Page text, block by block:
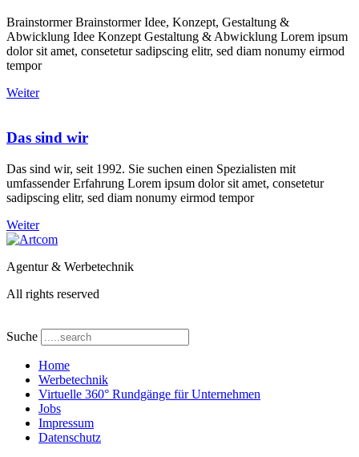
Brainstormer Brainstormer Idee, Konzept, Gestaltung &
Abwicklung Idee Konzept Gestaltung & Abwicklung Lorem ipsum
dolor sit amet, consetetur sadipscing elitr, sed diam nonumy eirmod
tempor
Weiter
Das sind wir
Das sind wir, seit 1992. Sie suchen einen Spezialisten mit
umfassender Erfahrung Lorem ipsum dolor sit amet, consetetur
sadipscing elitr, sed diam nonumy eirmod tempor
Weiter
Agentur & Werbetechnik
All rights reserved
Suche
Home
Werbetechnik
Virtuelle 360° Rundgänge für Unternehmen
Jobs
Impressum
Datenschutz